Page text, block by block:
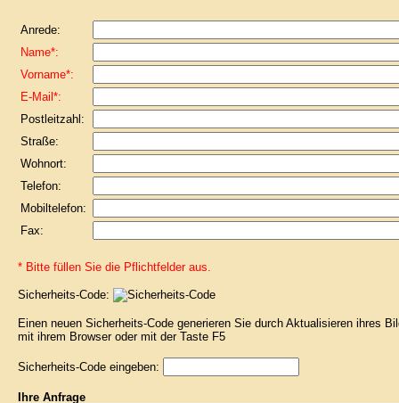
Anrede:
Name*:
Vorname*:
E-Mail*:
Postleitzahl:
Straße:
Wohnort:
Telefon:
Mobiltelefon:
Fax:
* Bitte füllen Sie die Pflichtfelder aus.
Sicherheits-Code:
Einen neuen Sicherheits-Code generieren Sie durch Aktualisieren ihres
mit ihrem Browser oder mit der Taste F5
Sicherheits-Code eingeben:
Ihre Anfrage